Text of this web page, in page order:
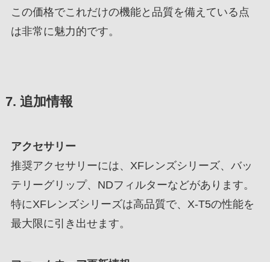
この価格でこれだけの機能と品質を備えている点
は非常に魅力的です。
7. 追加情報
アクセサリー
推奨アクセサリーには、XFレンズシリーズ、バッ
テリーグリップ、NDフィルターなどがあります。
特にXFレンズシリーズは高品質で、X-T5の性能を
最大限に引き出せます。